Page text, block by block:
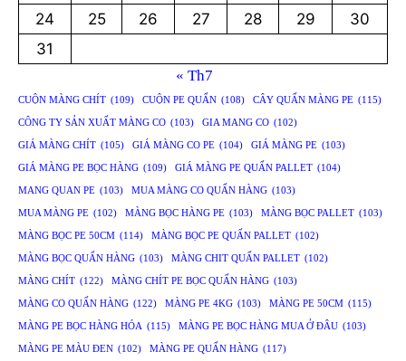
24
25 26 27 28 29
30
31
« Th7
CUỘN MÀNG CHÍT (109) CUỘN PE QUẤN (108) CÂY QUẤN MÀNG PE (115)
CÔNG TY SẢN XUẤT MÀNG CO (103) GIA MANG CO (102)
GIÁ MÀNG CHÍT (105) GIÁ MÀNG CO PE (104) GIÁ MÀNG PE (103)
GIÁ MÀNG PE BỌC HÀNG (109) GIÁ MÀNG PE QUẤN PALLET (104)
MANG QUAN PE (103) MUA MÀNG CO QUẤN HÀNG (103)
MUA MÀNG PE (102) MÀNG BỌC HÀNG PE (103) MÀNG BỌC PALLET (103)
MÀNG BỌC PE 50CM (114) MÀNG BỌC PE QUẤN PALLET (102)
MÀNG BỌC QUẤN HÀNG (103) MÀNG CHIT QUẤN PALLET (102)
MÀNG CHÍT (122) MÀNG CHÍT PE BỌC QUẤN HÀNG (103)
MÀNG CO QUẤN HÀNG (122) MÀNG PE 4KG (103) MÀNG PE 50CM (115)
MÀNG PE BỌC HÀNG HÓA (115) MÀNG PE BỌC HÀNG MUA Ở ĐÂU (103)
MÀNG PE MÀU ĐEN (102) MÀNG PE QUẤN HÀNG (117)